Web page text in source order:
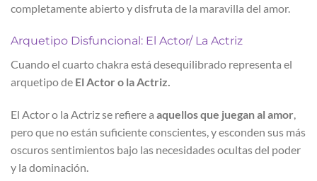
completamente abierto y disfruta de la maravilla del amor.
Arquetipo Disfuncional: El Actor/ La Actriz
Cuando el cuarto chakra está desequilibrado representa el
arquetipo de El Actor o la Actriz.
El Actor o la Actriz se refiere a aquellos que juegan al amor
pero que no están suficiente conscientes, y esconden sus más
oscuros sentimientos bajo las necesidades ocultas del poder
y la dominación.